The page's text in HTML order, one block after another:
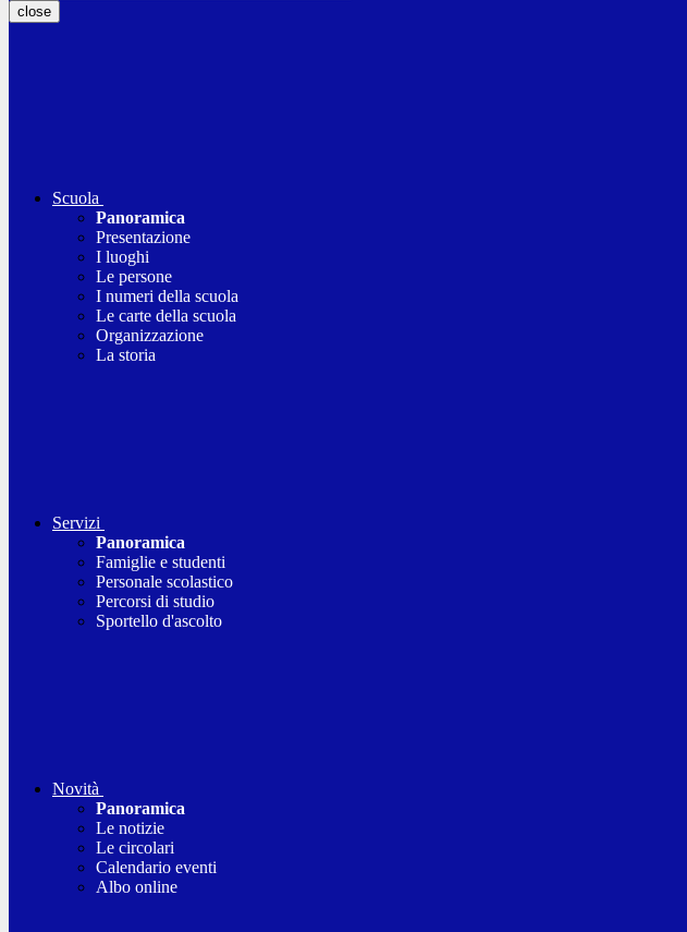
close
Scuola
Panoramica
Presentazione
I luoghi
Le persone
I numeri della scuola
Le carte della scuola
Organizzazione
La storia
Servizi
Panoramica
Famiglie e studenti
Personale scolastico
Percorsi di studio
Sportello d'ascolto
Novità
Panoramica
Le notizie
Le circolari
Calendario eventi
Albo online